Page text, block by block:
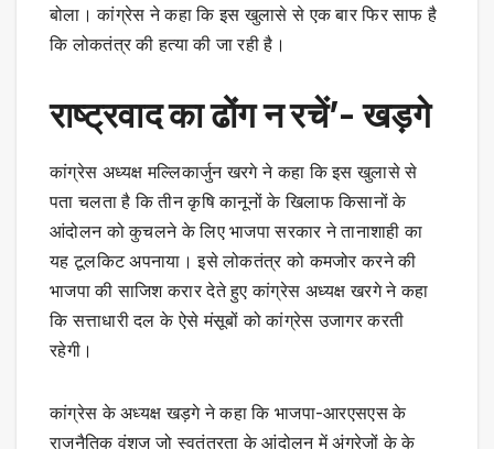
बोला। कांग्रेस ने कहा कि इस खुलासे से एक बार फिर साफ है
कि लोकतंत्र की हत्या की जा रही है।
राष्ट्रवाद का ढोंग न रचें’- खड़गे
कांग्रेस अध्यक्ष मल्लिकार्जुन खरगे ने कहा कि इस खुलासे से
पता चलता है कि तीन कृषि कानूनों के खिलाफ किसानों के
आंदोलन को कुचलने के लिए भाजपा सरकार ने तानाशाही का
यह टूलकिट अपनाया। इसे लोकतंत्र को कमजोर करने की
भाजपा की साजिश करार देते हुए कांग्रेस अध्यक्ष खरगे ने कहा
कि सत्ताधारी दल के ऐसे मंसूबों को कांग्रेस उजागर करती
रहेगी।
कांग्रेस के अध्यक्ष खड़गे ने कहा कि भाजपा-आरएसएस के
राजनैतिक वंशज जो स्वतंत्रता के आंदोलन में अंग्रेजों के के